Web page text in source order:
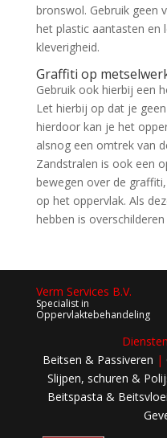
bronswol. Gebruik geen
het plastic aantasten en
kleverigheid.
Graffiti op
Gebruik ook hierbij een
Let hierbij op dat je
hierdoor kan je het
alsnog een omtrek van
Zandstralen is ook een
bewegen over de
op het oppervlak. Als
hebben is
Verm Services B.V.
Specialist in
Oppervlaktebehandeling
Beitsen & Passiveren |
Slijpen, schuren &
Beitspasta &